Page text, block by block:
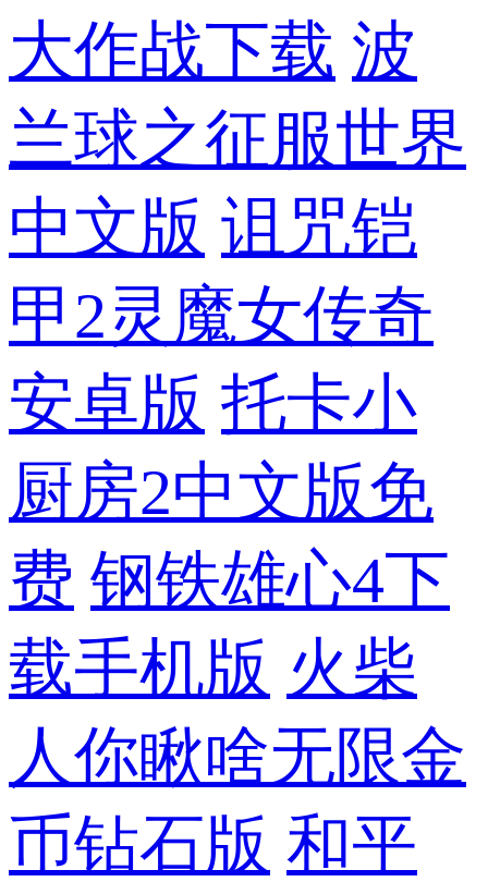
大作战下载 波
兰球之征服世界
中文版 诅咒铠
甲2灵魔女传奇
安卓版 托卡小
厨房2中文版免
费 钢铁雄心4下
载手机版 火柴
人你瞅啥无限金
币钻石版 和平